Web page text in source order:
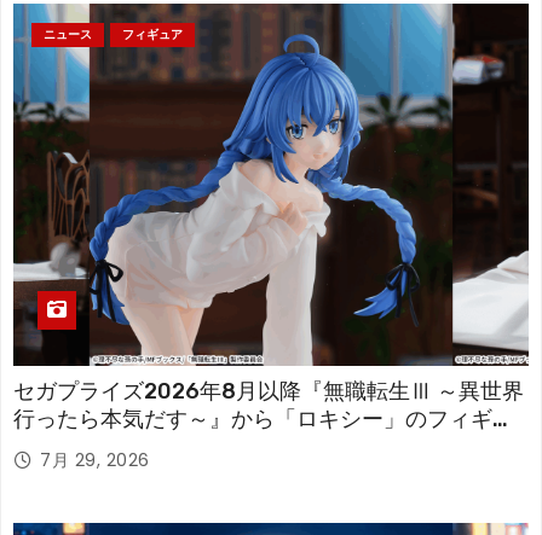
ニュース フィギュア
セガプライズ2026年8月以降『無職転生Ⅲ ～異世界
行ったら本気だす～』から「ロキシー」のフィギュ
アが登場！
7月 29, 2026